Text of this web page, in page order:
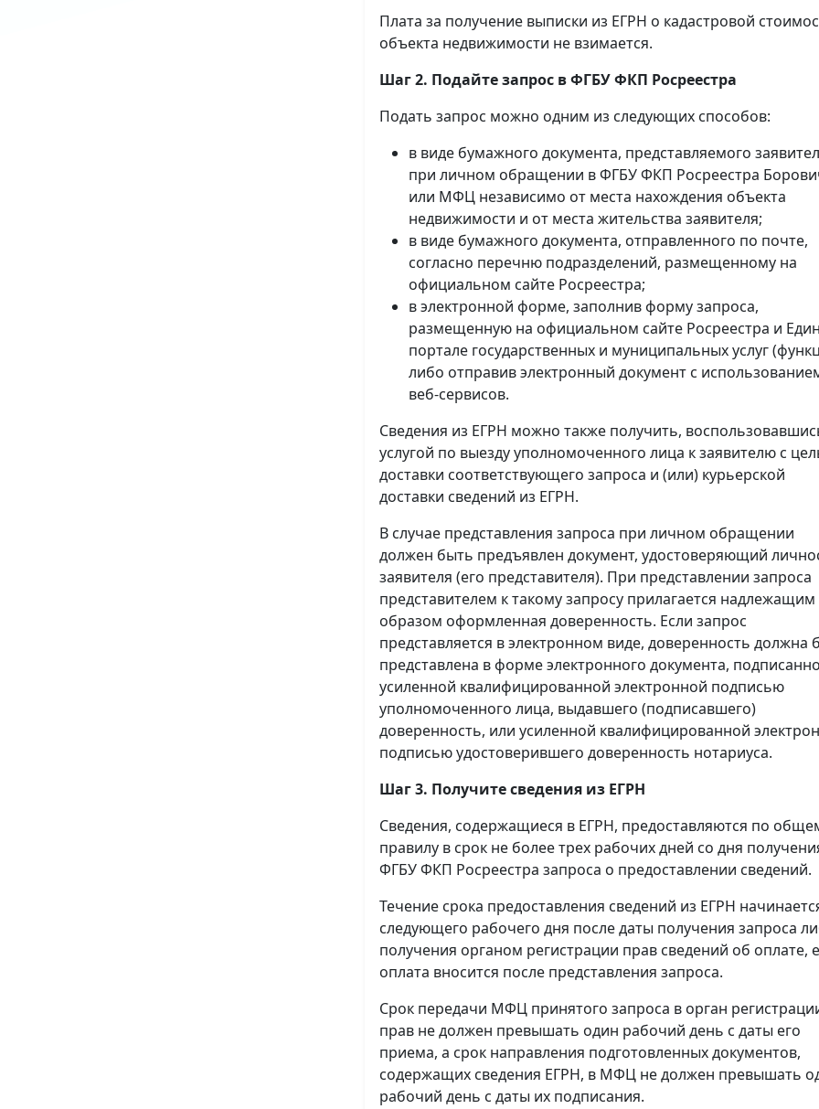
Плата за получение выписки из ЕГРН о кадастровой
объекта недвижимости не взимается.
Шаг 2. Подайте запрос в ФГБУ ФКП Росреестра
Подать запрос можно одним из следующих способов:
в виде бумажного документа, представляемого
при личном обращении в ФГБУ ФКП Росреестра
или МФЦ независимо от места нахождения объекта
недвижимости и от места жительства заявителя;
в виде бумажного документа, отправленного по почте,
согласно перечню подразделений, размещенному на
официальном сайте Росреестра;
в электронной форме, заполнив форму запроса,
размещенную на официальном сайте Росреестра и
портале государственных и муниципальных услуг
либо отправив электронный документ с
веб-сервисов.
Сведения из ЕГРН можно также получить,
услугой по выезду уполномоченного лица к заявителю с
доставки соответствующего запроса и (или) курьерской
доставки сведений из ЕГРН.
В случае представления запроса при личном обращении
должен быть предъявлен документ, удостоверяющий
заявителя (его представителя). При представлении запроса
представителем к такому запросу прилагается надлежащим
образом оформленная доверенность. Если запрос
представляется в электронном виде, доверенность должна
представлена в форме электронного документа,
усиленной квалифицированной электронной подписью
уполномоченного лица, выдавшего (подписавшего)
доверенность, или усиленной квалифицированной
подписью удостоверившего доверенность нотариуса.
Шаг 3. Получите сведения из ЕГРН
Сведения, содержащиеся в ЕГРН, предоставляются по
правилу в срок не более трех рабочих дней со дня
ФГБУ ФКП Росреестра запроса о предоставлении сведений.
Течение срока предоставления сведений из ЕГРН
следующего рабочего дня после даты получения запроса
получения органом регистрации прав сведений об оплате,
оплата вносится после представления запроса.
Срок передачи МФЦ принятого запроса в орган
прав не должен превышать один рабочий день с даты его
приема, а срок направления подготовленных документов,
содержащих сведения ЕГРН, в МФЦ не должен превышать
рабочий день с даты их подписания.